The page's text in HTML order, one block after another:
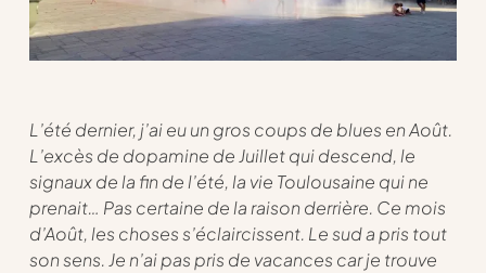
L’été dernier, j’ai eu un gros coups de blues en Août.
L’excès de dopamine de Juillet qui descend, le
signaux de la fin de l’été, la vie Toulousaine qui ne
prenait… Pas certaine de la raison derrière. Ce mois
d’Août, les choses s’éclaircissent. Le sud a pris tout
son sens. Je n’ai pas pris de vacances car je trouve